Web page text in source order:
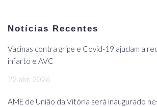
Notícias Recentes
Vacinas contra gripe e Covid-19 ajudam a
infarto e AVC
22 abr, 2026
AME de União da Vitória será inaugurado